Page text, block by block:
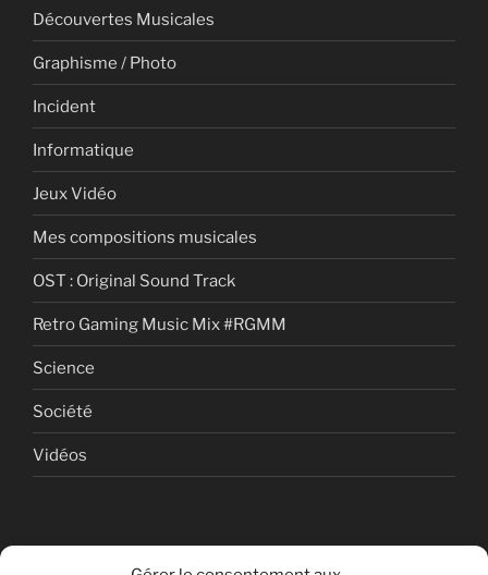
Découvertes Musicales
Graphisme / Photo
Incident
Informatique
Jeux Vidéo
Mes compositions musicales
OST : Original Sound Track
Retro Gaming Music Mix #RGMM
Science
Société
Vidéos